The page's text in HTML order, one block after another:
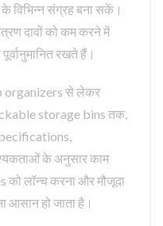
विभिन्न संग्रह बना सकें।
दावों को कम करने में
रखते हैं।
organizers से लेकर
storage bins तक,
के अनुसार काम
लॉन्च करना और मौजूदा
आसान हो जाता है।